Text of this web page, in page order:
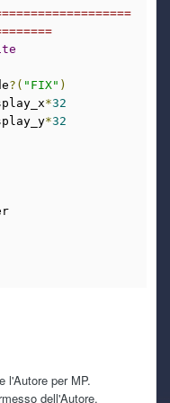
che ho letto tra i vari
sistemi operativi, la
essere fritta!
conservazione XDDD
lo provo
minuti scarsi di
3 July 7:39 AM
?( "FIX" )
*32
*32
l'Autore per MP.
dell'Autore.